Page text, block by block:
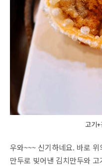
고기
우와~~~ 신기하네요. 바로
만두로 빚어낸 김치만두와